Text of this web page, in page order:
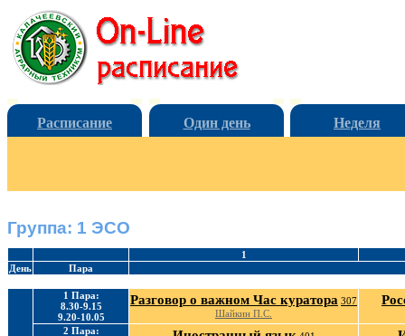
Расписание Один день Неделя
Группа: 1 ЭСО
1
День
Пара
1 Пара:
8.30-9.15
9.20-10.05
Разговор о важном Час куратора 307
Шайкин П.С.
2 Пара: